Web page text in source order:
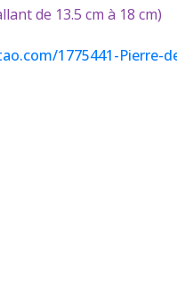
de 13.5 cm à 18 cm)
1775441-Pierre-